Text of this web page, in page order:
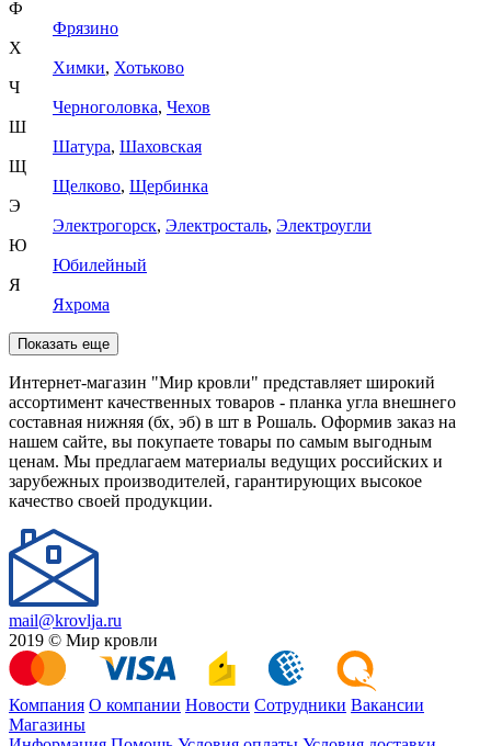
Ф
Фрязино
Х
Химки, Хотьково
Ч
Черноголовка, Чехов
Ш
Шатура, Шаховская
Щ
Щелково, Щербинка
Э
Электрогорск, Электросталь, Электроугли
Ю
Юбилейный
Я
Яхрома
Показать еще
Интернет-магазин "Мир кровли" представляет широкий
ассортимент качественных товаров - планка угла внешнего
составная нижняя (бх, эб) в шт в Рошаль. Оформив заказ на
нашем сайте, вы покупаете товары по самым выгодным
ценам. Мы предлагаем материалы ведущих российских и
зарубежных производителей, гарантирующих высокое
качество своей продукции.
mail@krovlja.ru
2019 © Мир кровли
Компания О компании Новости Сотрудники Вакансии
Магазины